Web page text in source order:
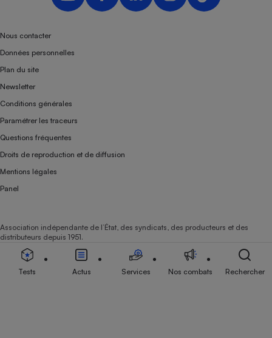
Nous contacter
Données personnelles
Plan du site
Newsletter
Conditions générales
Paramétrer les traceurs
Questions fréquentes
Droits de reproduction et de diffusion
Mentions légales
Panel
Association indépendante de l’État, des syndicats, des producteurs et des
distributeurs depuis 1951.
Tests Actus Services Nos combats Rechercher